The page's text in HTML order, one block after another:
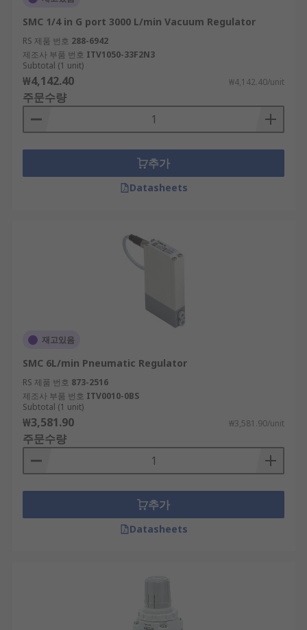
SMC 1/4 in G port 3000 L/min Vacuum Regulator
RS 제품 번호 288-6942
제조사 부품 번호 ITV1050-33F2N3
Subtotal (1 unit)
₩4,142.40 ₩4,142.40/unit
주문수량
추가
Datasheets
재고있음
SMC 6L/min Pneumatic Regulator
RS 제품 번호 873-2516
제조사 부품 번호 ITV0010-0BS
Subtotal (1 unit)
₩3,581.90 ₩3,581.90/unit
주문수량
추가
Datasheets